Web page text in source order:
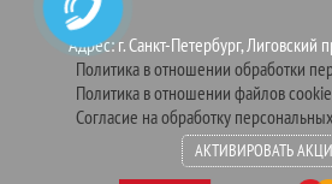
Адрес: г. Санкт-Петербург, Лиговский
Политика в отношении обработки
Политика в отношении файлов cookie
Согласие на обработку
АКТИВИРОВАТЬ